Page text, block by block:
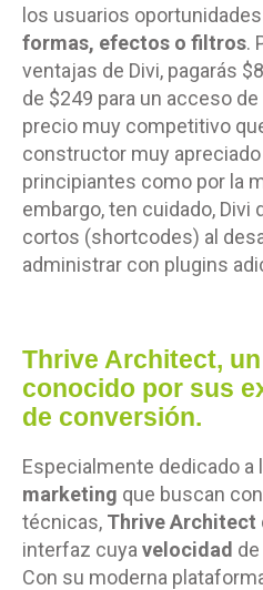
los usuarios oportunidades
formas, efectos o filtros.
ventajas de Divi, pagarás
de $249 para un acceso
precio muy competitivo
constructor muy
principiantes como por la
embargo, ten cuidado,
cortos (shortcodes) al
administrar con plugins
Thrive Architect,
conocido por sus
de conversión.
Especialmente dedicado a
marketing que buscan
técnicas, Thrive Architect
interfaz cuya velocidad
Con su moderna